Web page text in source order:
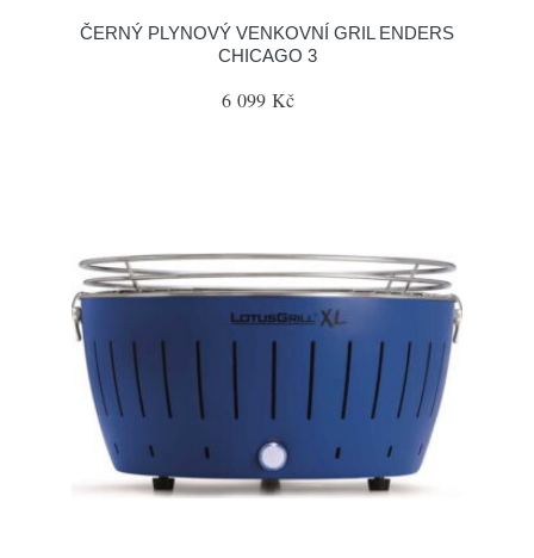
ČERNÝ PLYNOVÝ VENKOVNÍ GRIL ENDERS
CHICAGO 3
6 099 Kč